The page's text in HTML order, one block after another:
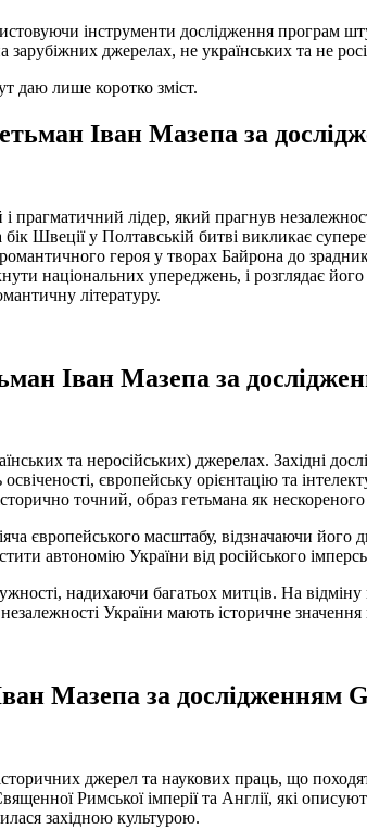
інструменти дослідження програм
джерелах, не українських та не
даю лише коротко зміст.
Іван Мазепа за
прагматичний лідер, який прагнув
Швеції у Полтавській битві викликає
героя у творах Байрона до
національних упереджень, і розглядає
літературу.
Іван Мазепа за
та неросійських) джерелах. Західні
європейську орієнтацію та
точний, образ гетьмана як нескореного
європейського масштабу, відзначаючи
автономію України від російського
надихаючи багатьох митців. На
України мають історичне значення
Мазепа за дослідженням
джерел та наукових праць, що
Римської імперії та Англії, які
західною культурою.